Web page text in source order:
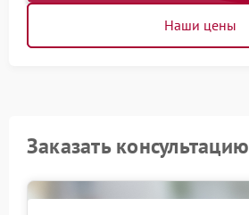
Наши цены
Заказать консультацию